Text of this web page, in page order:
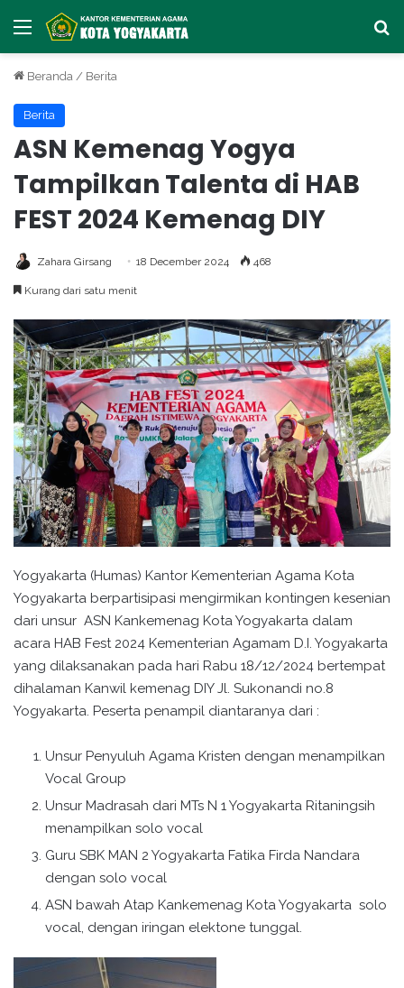
Menu
Beranda / Berita
Berita
ASN Kemenag Yogya
Tampilkan Talenta di HAB
FEST 2024 Kemenag DIY
Zahara Girsang 18 December 2024 468
Kurang dari satu menit
Yogyakarta (Humas) Kantor Kementerian Agama Kota
Yogyakarta berpartisipasi mengirmikan kontingen kesenian
dari unsur ASN Kankemenag Kota Yogyakarta dalam
acara HAB Fest 2024 Kementerian Agamam D.I. Yogyakarta
yang dilaksanakan pada hari Rabu 18/12/2024 bertempat
dihalaman Kanwil kemenag DIY Jl. Sukonandi no.8
Yogyakarta. Peserta penampil diantaranya dari :
Unsur Penyuluh Agama Kristen dengan menampilkan
Vocal Group
Unsur Madrasah dari MTs N 1 Yogyakarta Ritaningsih
menampilkan solo vocal
Guru SBK MAN 2 Yogyakarta Fatika Firda Nandara
dengan solo vocal
ASN bawah Atap Kankemenag Kota Yogyakarta solo
vocal, dengan iringan elektone tunggal.